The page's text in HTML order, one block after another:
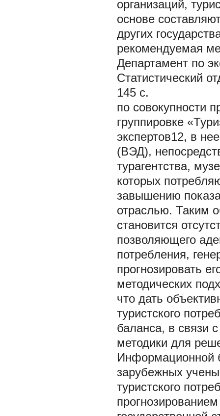
организаций,
основе
других
рекомендуемая
Департамент по
Статистический
145 с.
по совокупности
группировке
экспертов12, в
(ВЭД),
турагентства,
которых
завышению
отраслью. Таким
становится
позволяющего
потребления,
прогнозировать
методических
что дать
туристского
баланса, в связи
методики для
Информационной
зарубежных
туристского